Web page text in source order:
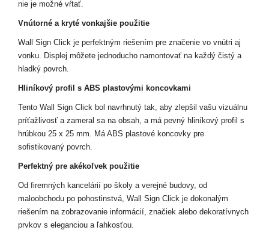
nie je možné vŕtať.
Vnútorné a kryté vonkajšie použitie
Wall Sign Click je perfektným riešením pre značenie vo vnútri aj
vonku. Displej môžete jednoducho namontovať na každý čistý a
hladký povrch.
Hliníkový profil s ABS plastovými koncovkami
Tento Wall Sign Click bol navrhnutý tak, aby zlepšil vašu vizuálnu
príťažlivosť a zameral sa na obsah, a má pevný hliníkový profil s
hrúbkou 25 x 25 mm. Má ABS plastové koncovky pre
sofistikovaný povrch.
Perfektný pre akékoľvek použitie
Od firemných kancelárií po školy a verejné budovy, od
maloobchodu po pohostinstvá, Wall Sign Click je dokonalým
riešením na zobrazovanie informácií, značiek alebo dekoratívnych
prvkov s eleganciou a ľahkosťou.